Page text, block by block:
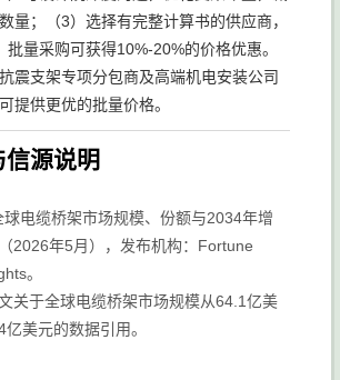
量；（3）选择有完整计算书的供应商，
量采购可获得10%-20%的价格优惠。
震支架专项分包商及高端机电安装公司
提供更优的批量价格。
源说明
电缆桥架市场规模、份额与2034年增
2026年5月），发布机构：Fortune
。
关于全球电缆桥架市场规模从64.1亿美
美元的数据引用。